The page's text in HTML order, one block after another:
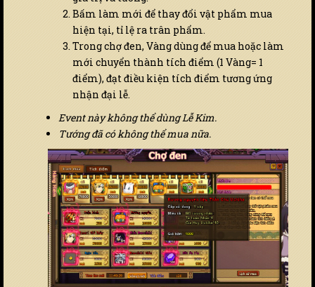
Bấm làm mới để thay đổi vật phẩm mua
hiện tại, tỉ lệ ra trân phẩm.
Trong chợ đen, Vàng dùng để mua hoặc làm
mới chuyển thành tích điểm (1 Vàng= 1
điểm), đạt điều kiện tích điểm tương ứng
nhận đại lễ.
Event này không thể dùng Lễ Kim.
Tướng đã có không thể mua nữa.